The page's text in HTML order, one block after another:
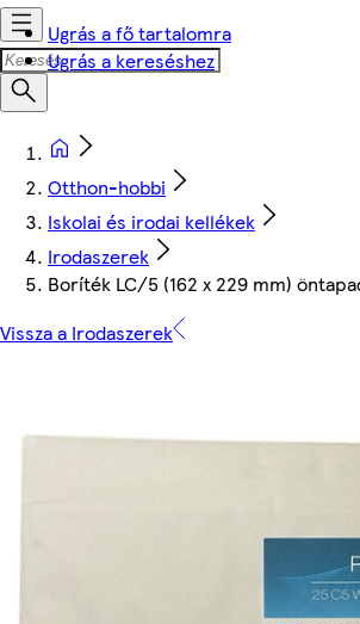
Ugrás a fő tartalomra
Ugrás a kereséshez
Otthon-hobbi
Iskolai és irodai kellékek
Irodaszerek
Boríték LC/5 (162 x 229 mm)
Vissza a Irodaszerek